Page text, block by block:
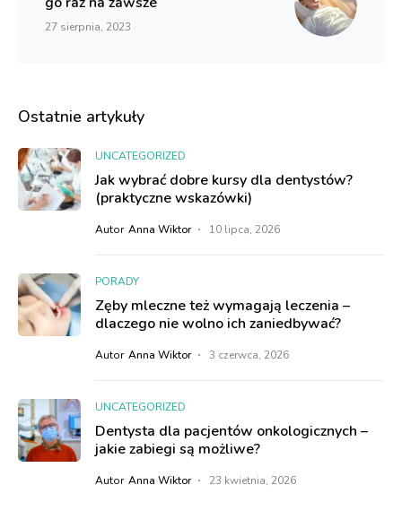
27 sierpnia, 2023
Ostatnie artykuły
UNCATEGORIZED
Jak wybrać dobre kursy dla dentystów?
(praktyczne wskazówki)
Autor Anna Wiktor 10 lipca, 2026
PORADY
Zęby mleczne też wymagają leczenia –
dlaczego nie wolno ich zaniedbywać?
Autor Anna Wiktor 3 czerwca, 2026
UNCATEGORIZED
Dentysta dla pacjentów onkologicznych –
jakie zabiegi są możliwe?
Autor Anna Wiktor 23 kwietnia, 2026